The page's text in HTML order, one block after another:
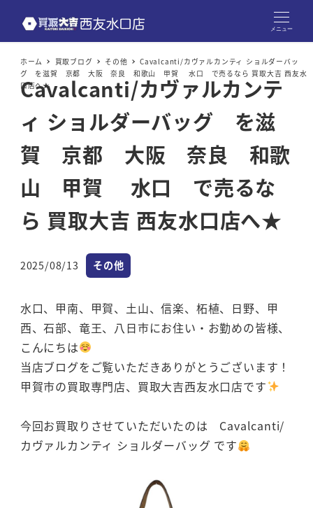
メニュー
ホーム 買取ブログ その他
Cavalcanti/カヴァルカンティ ショルダーバッ
グ を滋賀 京都 大阪 奈良 和歌山 甲賀 水口 で売るなら 買取大吉 西友水
口店へ★
Cavalcanti/カヴァルカンテ
ィ ショルダーバッグ を滋
賀 京都 大阪 奈良 和歌
山 甲賀 水口 で売るな
ら 買取大吉 西友水口店へ★
投稿日
2025/08/13 カテゴリー
その他
水口、甲南、甲賀、土山、信楽、柘植、日野、甲
西、石部、竜王、八日市にお住い・お勤めの皆様、
こんにちは
当店ブログをご覧いただきありがとうございます！
甲賀市の買取専門店、買取大吉西友水口店です
今回お買取りさせていただいたのは Cavalcanti/
カヴァルカンティ ショルダーバッグ です